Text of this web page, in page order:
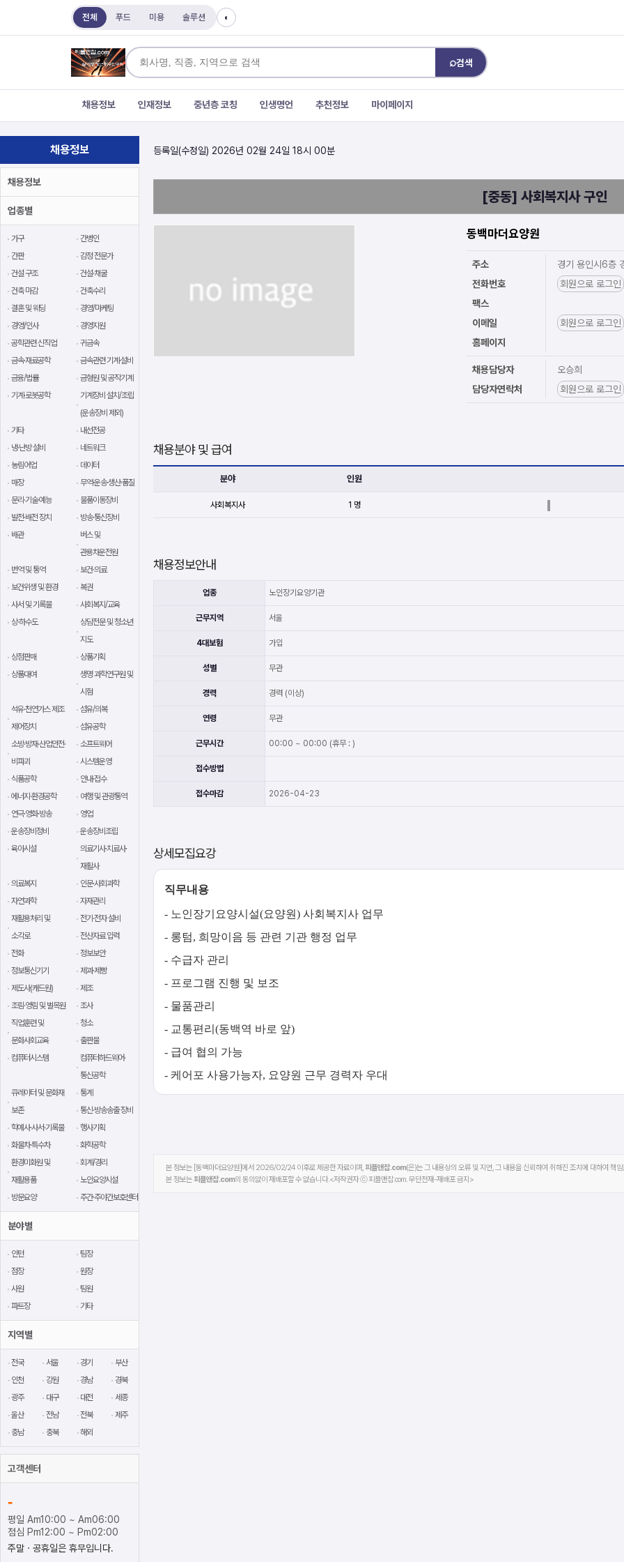
전체 푸드 미용 솔루션 ◐
⌕검색
채용정보 인재정보 중년층 코칭 인생명언 추천정보 마이페이지
채용정보
채용정보
업종별
가구
간병인
간판
감정 전문가
건설 구조
건설·채굴
건축 마감
건축수리
결혼 및 웨딩
경영/마케팅
경영/인사
경영지원
공학관련 신직업
귀금속
금속·재료공학
금속관련 기계·설비
금융/법률
금형원 및 공작기계
기계·로봇공학
기계장비 설치/조립
(운송장비 제외)
기타
내선전공
냉·난방 설비
네트워크
농림어업
데이터
매장
무역·운송·생산·품질
문리·기술·예능
물품이동장비
발전·배전 장치
방송·통신장비
배관
버스 및
관용차운전원
번역 및 통역
보건·의료
보건위생 및 환경
복권
사서 및 기록물
사회복지/교육
상·하수도
상담전문 및 청소년
지도
상점판매
상품기획
상품대여
생명 과학연구원 및
시험
석유·천연가스 제조
제어장치
섬유/의복
섬유공학
소방·방재·산업안전·
비파괴
소프트웨어
시스템운영
식품공학
안내·접수
에너지·환경공학
여행 및 관광통역
연극·영화·방송
영업
운송장비정비
운송장비조립
육아시설
의료기사·치료사·
재활사
의료복지
인문·사회과학
자연과학
자재관리
재활용처리 및
소각로
전기·전자 설비
전산자료 입력
전화
정보보안
정보통신기기
제과·제빵
제도사(캐드원)
제조
조림·영림 및 벌목원
조사
직업훈련 및
문화사회교육
청소
출판물
컴퓨터시스템
컴퓨터하드웨어·
통신공학
큐레이터 및 문화재
보존
통계
통신·방송송출 장비
학예사·사서·기록물
행사기획
화물차·특수차
화학공학
환경미화원 및
재활용품
회계/경리
노인요양시설
방문요양
주간·주야간보호센터
분야별
인턴
팀장
점장
원장
사원
팀원
파트장
기타
지역별
전국 서울 경기
부산
인천
강원 경남
경북
광주
대구 대전
세종
울산
전남 전북
제주
충남
충북 해외
고객센터
-
평일 Am10:00 ~ Am06:00
점심 Pm12:00 ~ Pm02:00
주말ㆍ공휴일은 휴무입니다.
등록일(수정일) 2026년 02월 24일 18시 00분
[중동] 사회복지사 구인
동백마더요양원
주소
경기 용인시6층
전화번호
회원으로 로그인
팩스
이메일
회원으로 로그인
홈페이지
채용담당자
오승희
담당자연락처
회원으로 로그인
채용분야 및 급여
분야 인원
사회복지사 1 명
채용정보안내
업종 노인장기요양기관
근무지역 서울
4대보험 가입
성별 무관
경력 경력 (이상)
연령 무관
근무시간 00:00 ~ 00:00 (휴무 : )
접수방법
접수마감 2026-04-23
상세모집요강
직무내용
- 노인장기요양시설(요양원) 사회복지사 업무
- 롱텀, 희망이음 등 관련 기관 행정 업무
- 수급자 관리
- 프로그램 진행 및 보조
- 물품관리
- 교통편리(동백역 바로 앞)
- 급여 협의 가능
- 케어포 사용가능자, 요양원 근무 경력자 우대
본 정보는 [동백마더요양원]에서 2026/02/24 이후로 제공한 자료이며, 피플앤잡.com(은)는 그 내용상의 오류 및 지연, 그 내용을 신뢰하여 취해진 조치에 대하여 책
본 정보는 피플앤잡.com의 동의없이 재배포할 수 없습니다.<저작권자 ⓒ 피플앤잡.com. 무단전재-재배포 금지>